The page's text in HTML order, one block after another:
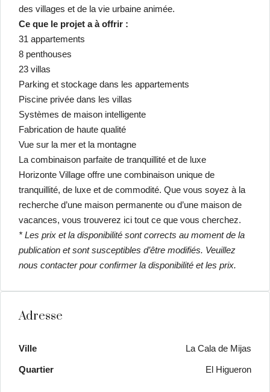
des villages et de la vie urbaine animée.
Ce que le projet a à offrir :
31 appartements
8 penthouses
23 villas
Parking et stockage dans les appartements
Piscine privée dans les villas
Systèmes de maison intelligente
Fabrication de haute qualité
Vue sur la mer et la montagne
La combinaison parfaite de tranquillité et de luxe
Horizonte Village offre une combinaison unique de
tranquillité, de luxe et de commodité. Que vous soyez à la
recherche d’une maison permanente ou d’une maison de
vacances, vous trouverez ici tout ce que vous cherchez.
* Les prix et la disponibilité sont corrects au moment de la
publication et sont susceptibles d’être modifiés. Veuillez
nous contacter pour confirmer la disponibilité et les prix.
Adresse
Ville La Cala de Mijas
Quartier El Higueron